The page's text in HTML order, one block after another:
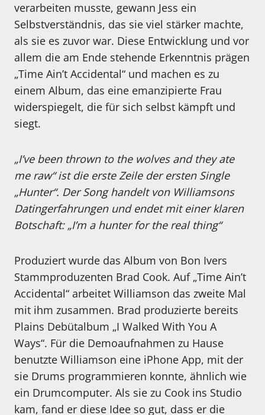
verarbeiten musste, gewann Jess ein
Selbstverständnis, das sie viel stärker machte,
als sie es zuvor war. Diese Entwicklung und vor
allem die am Ende stehende Erkenntnis prägen
„Time Ain’t Accidental“ und machen es zu
einem Album, das eine emanzipierte Frau
widerspiegelt, die für sich selbst kämpft und
siegt.
„I’ve been thrown to the wolves and they ate
me raw“ ist die erste Zeile der ersten Single
„Hunter“. Der Song handelt von Williamsons
Datingerfahrungen und endet mit einer klaren
Botschaft: „I’m a hunter for the real thing“
Produziert wurde das Album von Bon Ivers
Stammproduzenten Brad Cook. Auf „Time Ain’t
Accidental“ arbeitet Williamson das zweite Mal
mit ihm zusammen. Brad produzierte bereits
Plains Debütalbum „I Walked With You A
Ways“. Für die Demoaufnahmen zu Hause
benutzte Williamson eine iPhone App, mit der
sie Drums programmieren konnte, ähnlich wie
ein Drumcomputer. Als sie zu Cook ins Studio
kam, fand er diese Idee so gut, dass er die